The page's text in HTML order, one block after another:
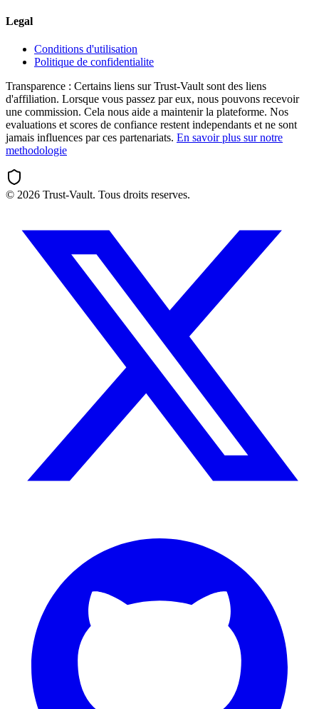
Legal
Conditions d'utilisation
Politique de confidentialite
Transparence : Certains liens sur Trust-Vault sont des liens
d'affiliation. Lorsque vous passez par eux, nous pouvons recevoir
une commission. Cela nous aide a maintenir la plateforme. Nos
evaluations et scores de confiance restent independants et ne sont
jamais influences par ces partenariats. En savoir plus sur notre
methodologie
© 2026 Trust-Vault. Tous droits reserves.